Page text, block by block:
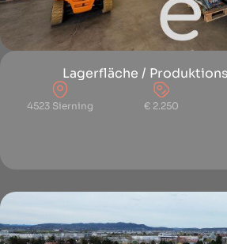
Lagerfläche /
4523 Sierning € 2.250